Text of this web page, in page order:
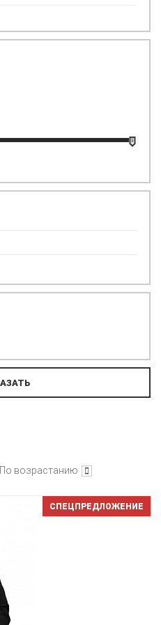
По возрастанию
СПЕЦПРЕДЛОЖЕНИЕ